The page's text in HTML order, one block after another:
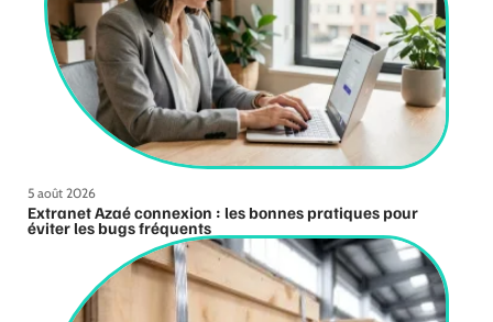
5 août 2026
Extranet Azaé connexion : les bonnes pratiques pour
éviter les bugs fréquents